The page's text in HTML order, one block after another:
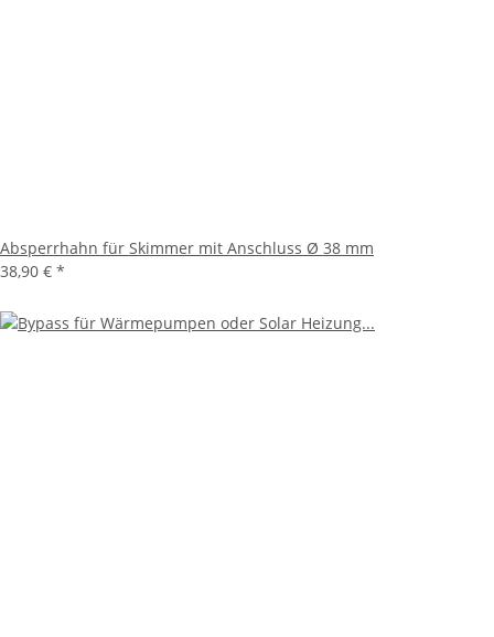
Absperrhahn für Skimmer mit Anschluss Ø 38 mm
38,90 € *